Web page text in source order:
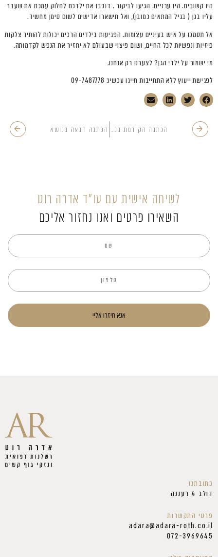
היו קשובים. היו ערניים. הגיעו לביקור . דובבו את ילדכם לחלוק עמכם את שעבר
עליו בגן ( בגיל המתאים כמובן), ואל תישארו אדישים לשום סימן מחשיד.
אל תסמכו על איש בעיניים עצומות. הפגיעות בילדים הרכים יכולות להותיר צלקות
פיזיות ונפשיות לכל החיים, ושום פיצוי שבעולם לא יחזיר את הנפש לקדמותה.
מי ישמור על ילדי הגן? לצערנו רק אנחנו.
לפגישת ייעוץ ללא התחייבות חייגו עכשיו: 09-7487778
הכתבה הקודמת בנושא הכתבה הבאה בנושא
לשיחה אישית עם עו”ד אדרה רוט
השאירו פרטים ואנו נחזור אליכם
אנא חיזרו אליי
כתובתנו
דולב 4 רעננה
פרטי התקשרות
adara@adara-roth.co.il
072-3969645